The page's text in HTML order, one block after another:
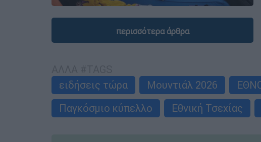
περισσότερα άρθρα
ειδήσεις τώρα
Μουντιάλ 2026
Παγκόσμιο κύπελλο
Εθνική Τσεχίας